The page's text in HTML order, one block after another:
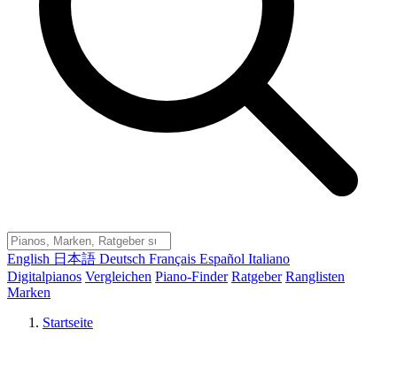
English 日本語 Deutsch Français Español Italiano
Digitalpianos Vergleichen Piano-Finder Ratgeber Ranglisten
Marken
Startseite